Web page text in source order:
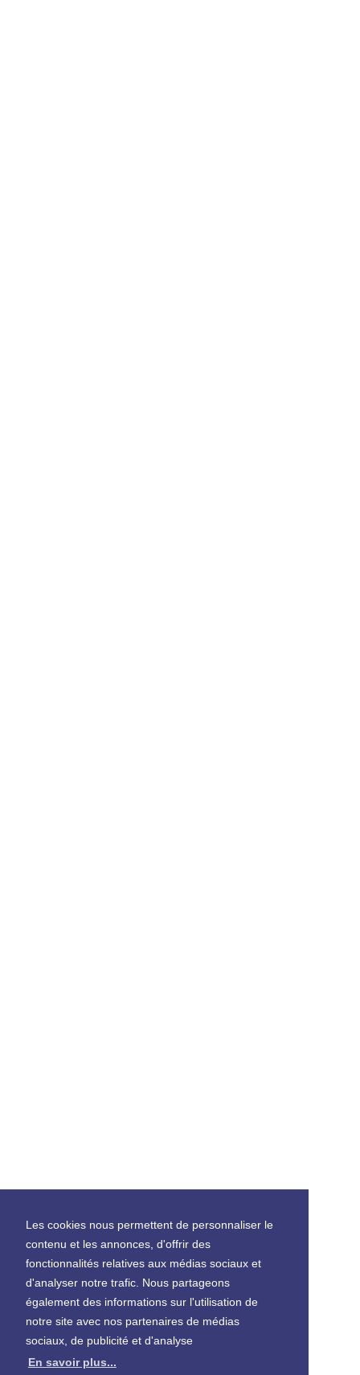
Les cookies nous permettent de personnaliser le
contenu et les annonces, d'offrir des
fonctionnalités relatives aux médias sociaux et
d'analyser notre trafic. Nous partageons
également des informations sur l'utilisation de
notre site avec nos partenaires de médias
sociaux, de publicité et d'analyse
En savoir plus...